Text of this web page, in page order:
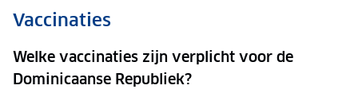
Vaccinaties
Welke vaccinaties zijn verplicht voor de
Dominicaanse Republiek?